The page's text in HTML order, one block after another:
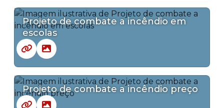
Projeto de combate a incêndio em
escolas
Projeto de combate a incêndio preço